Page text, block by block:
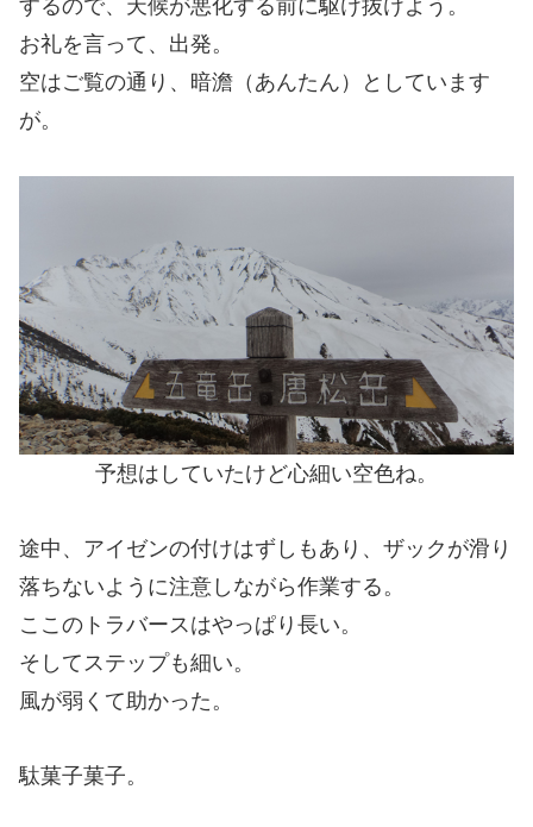
するので、天候が悪化する前に駆け抜けよう。
お礼を言って、出発。
空はご覧の通り、暗澹（あんたん）としています
が。
予想はしていたけど心細い空色ね。
途中、アイゼンの付けはずしもあり、ザックが滑り
落ちないように注意しながら作業する。
ここのトラバースはやっぱり長い。
そしてステップも細い。
風が弱くて助かった。
駄菓子菓子。